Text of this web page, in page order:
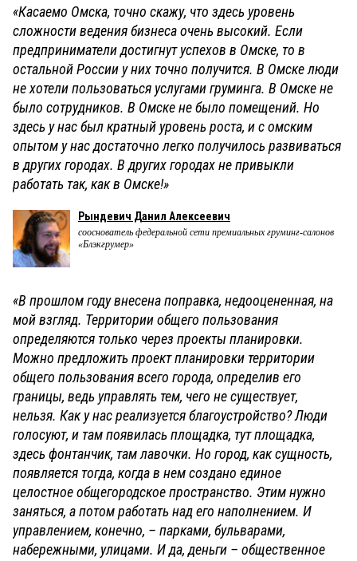
«Касаемо Омска, точно скажу, что здесь уровень
сложности ведения бизнеса очень высокий. Если
предприниматели достигнут успехов в Омске, то в
остальной России у них точно получится. В Омске люди
не хотели пользоваться услугами груминга. В Омске не
было сотрудников. В Омске не было помещений. Но
здесь у нас был кратный уровень роста, и с омским
опытом у нас достаточно легко получилось развиваться
в других городах. В других городах не привыкли
работать так, как в Омске!»
Рындевич Данил Алексеевич
сооснователь федеральной сети премиальных груминг-салонов
«Блэкгрумер»
«В прошлом году внесена поправка, недооцененная, на
мой взгляд. Территории общего пользования
определяются только через проекты планировки.
Можно предложить проект планировки территории
общего пользования всего города, определив его
границы, ведь управлять тем, чего не существует,
нельзя. Как у нас реализуется благоустройство? Люди
голосуют, и там появилась площадка, тут площадка,
здесь фонтанчик, там лавочки. Но город, как сущность,
появляется тогда, когда в нем создано единое
целостное общегородское пространство. Этим нужно
заняться, а потом работать над его наполнением. И
управлением, конечно, – парками, бульварами,
набережными, улицами. И да, деньги – общественное